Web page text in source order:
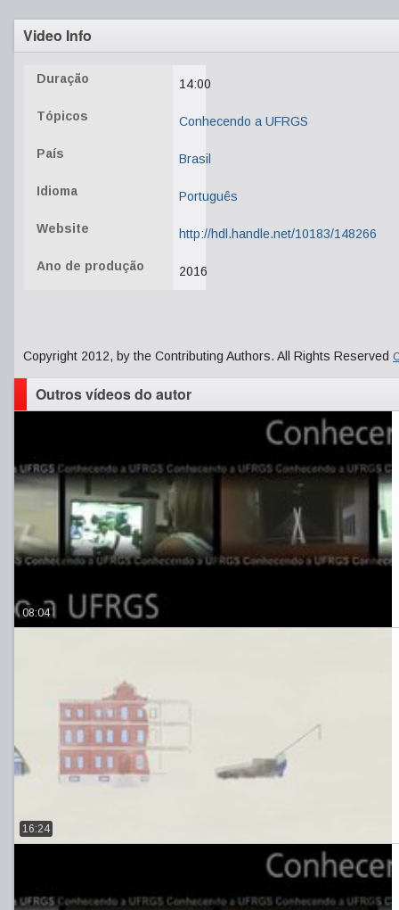
Video Info
Duração 14:00
Tópicos Conhecendo a UFRGS
País Brasil
Idioma Português
Website http://hdl.handle.net/10183/148266
Ano de produção 2016
Copyright 2012, by the Contributing Authors. All Rights Reserved
Outros vídeos do autor
08:04
16:24